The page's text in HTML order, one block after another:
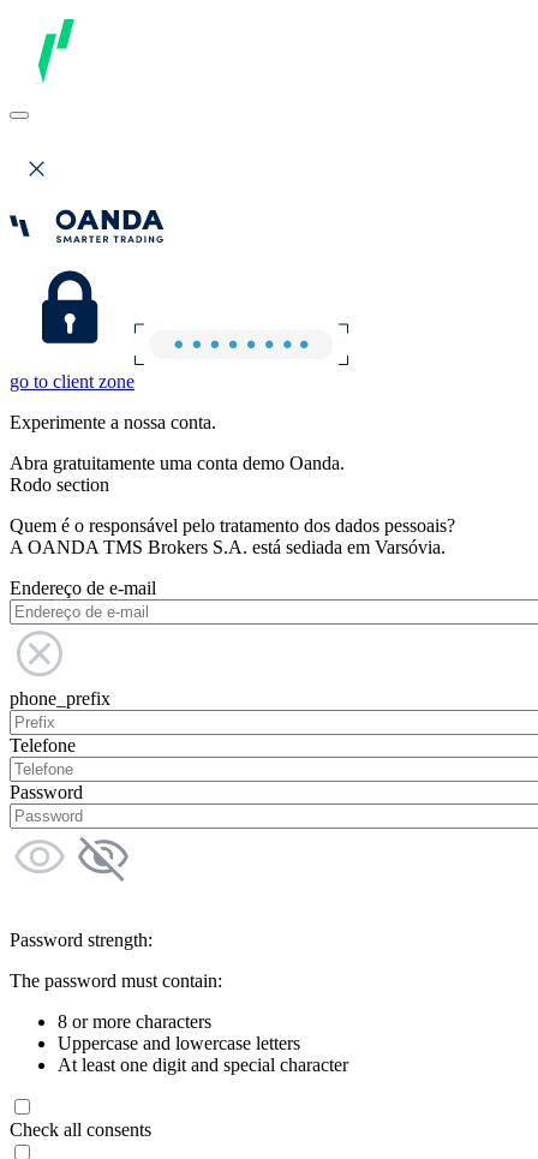
go to client zone
Experimente a nossa conta.
Abra gratuitamente uma conta demo Oanda.
Rodo section
Quem é o responsável pelo tratamento dos dados pessoais?
A OANDA TMS Brokers S.A. está sediada em Varsóvia.
Endereço de e-mail
phone_prefix
Telefone
Password
Password strength:
The password must contain:
8 or more characters
Uppercase and lowercase letters
At least one digit and special character
Check all consents